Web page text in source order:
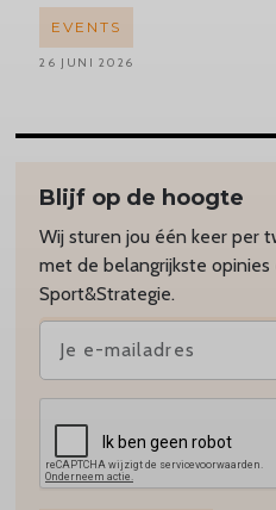
EVENTS
26 JUNI 2026
Blijf op de hoogte
Wij sturen jou één keer per
met de belangrijkste
Sport&Strategie.